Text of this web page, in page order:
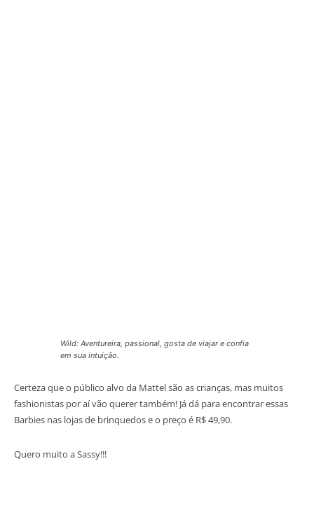
Wild: Aventureira, passional, gosta de viajar e confia
em sua intuição.
Certeza que o público alvo da Mattel são as crianças, mas muitos
fashionistas por aí vão querer também! Já dá para encontrar essas
Barbies nas lojas de brinquedos e o preço é R$ 49,90.
Quero muito a Sassy!!!